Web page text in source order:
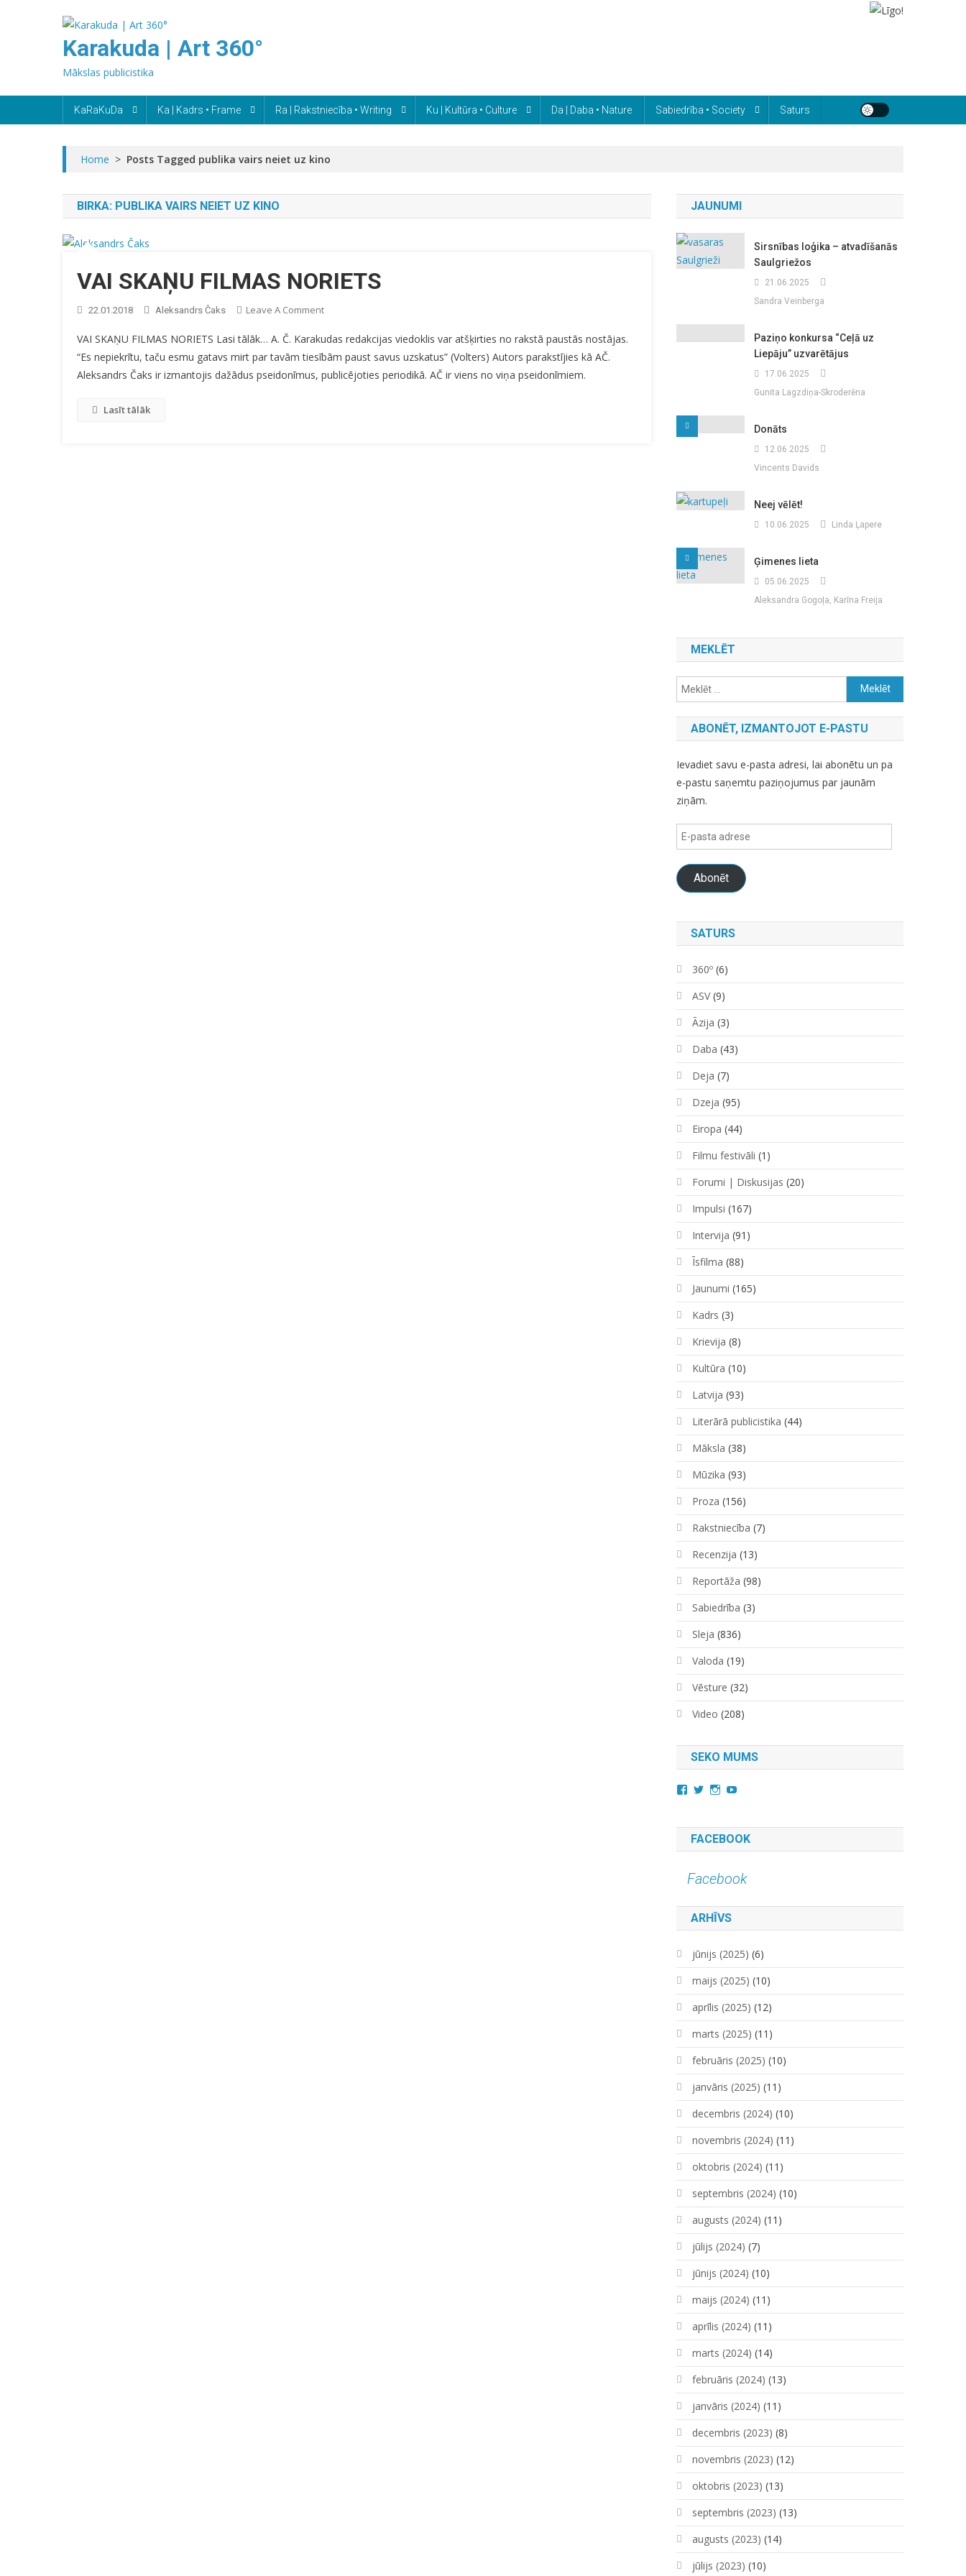
Karakuda | Art 360°
Mākslas publicistika
KaRaKuDa Ka | Kadrs • Frame Ra | Rakstniecība • Writing Ku | Kultūra • Culture Da | Daba • Nature Sabiedrība • Society Saturs
Home > Posts Tagged publika vairs neiet uz kino
BIRKA: PUBLIKA VAIRS NEIET UZ KINO
VAI SKAŅU FILMAS NORIETS
22.01.2018 Aleksandrs Čaks Leave A CommentOn
SKAŅU
FILMAS
NORIETS
VAI SKAŅU FILMAS NORIETS Lasi tālāk… A. Č. Karakudas redakcijas viedoklis var atšķirties no rakstā paustās nostājas.
“Es nepiekrītu, taču esmu gatavs mirt par tavām tiesībām paust savus uzskatus” (Volters) Autors parakstījies kā AČ.
Aleksandrs Čaks ir izmantojis dažādus pseidonīmus, publicējoties periodikā. AČ ir viens no viņa pseidonīmiem.
Lasīt tālāk
JAUNUMI
Sirsnības loģika – atvadīšanās
Saulgriežos
21.06.2025
Sandra Veinberga
Paziņo konkursa “Ceļā uz
Liepāju” uzvarētājus
17.06.2025
Gunita Lagzdiņa-Skroderēna
Donāts
12.06.2025
Vincents Davids
Neej vēlēt!
10.06.2025 Linda Ļapere
Ģimenes lieta
05.06.2025
Aleksandra Gogoļa, Karīna Freija
MEKLĒT
Meklēt:
ABONĒT, IZMANTOJOT E-PASTU
Ievadiet savu e-pasta adresi, lai abonētu un pa
e-pastu saņemtu paziņojumus par jaunām
ziņām.
E-
pasta
adrese
Abonēt
SATURS
360º (6)
ASV(9)
Āzija (3)
Daba (43)
Deja (7)
Dzeja (95)
Eiropa (44)
Filmu festivāli (1)
Forumi | Diskusijas (20)
Impulsi (167)
Intervija (91)
Īsfilma (88)
Jaunumi (165)
Kadrs (3)
Krievija (8)
Kultūra (10)
Latvija (93)
Literārā publicistika (44)
Māksla (38)
Mūzika (93)
Proza (156)
Rakstniecība (7)
Recenzija (13)
Reportāža (98)
Sabiedrība (3)
Sleja (836)
Valoda (19)
Vēsture (32)
Video (208)
SEKO MUMS
View
Facebook
View
Twitter
View
Instagram
FACEBOOK
Facebook
ARHĪVS
jūnijs (2025) (6)
maijs (2025) (10)
aprīlis (2025) (12)
marts (2025) (11)
februāris (2025) (10)
janvāris (2025) (11)
decembris (2024) (10)
novembris (2024) (11)
oktobris (2024) (11)
septembris (2024) (10)
augusts (2024) (11)
jūlijs (2024) (7)
jūnijs (2024) (10)
maijs (2024) (11)
aprīlis (2024) (11)
marts (2024) (14)
februāris (2024) (13)
janvāris (2024) (11)
decembris (2023) (8)
novembris (2023) (12)
oktobris (2023) (13)
septembris (2023) (13)
augusts (2023) (14)
jūlijs (2023) (10)